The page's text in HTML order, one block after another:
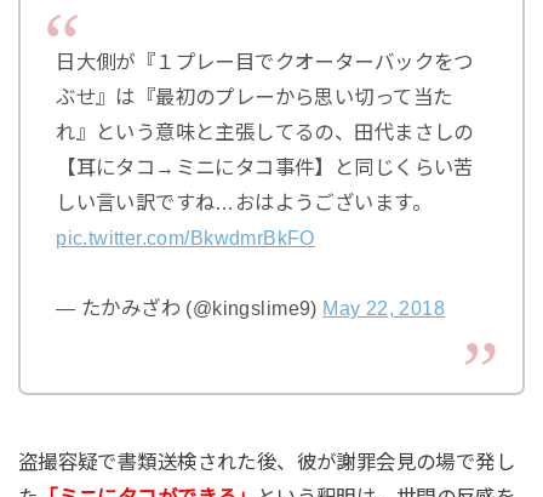
日大側が『１プレー目でクオーターバックをつ
ぶせ』は『最初のプレーから思い切って当た
れ』という意味と主張してるの、田代まさしの
【耳にタコ→ミニにタコ事件】と同じくらい苦
しい言い訳ですね…おはようございます。
pic.twitter.com/BkwdmrBkFO
— たかみざわ (@kingslime9) May 22, 2018
盗撮容疑で書類送検された後、彼が謝罪会見の場で発し